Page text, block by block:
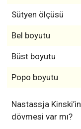
Sütyen ölçüsü
Bel boyutu
Büst boyutu
Popo boyutu
Nastassja Kinski’in
dövmesi var mı?